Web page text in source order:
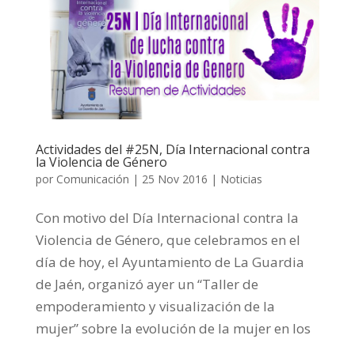
Actividades del #25N, Día Internacional contra
la Violencia de Género
por Comunicación | 25 Nov 2016 | Noticias
Con motivo del Día Internacional contra la
Violencia de Género, que celebramos en el
día de hoy, el Ayuntamiento de La Guardia
de Jaén, organizó ayer un “Taller de
empoderamiento y visualización de la
mujer” sobre la evolución de la mujer en los